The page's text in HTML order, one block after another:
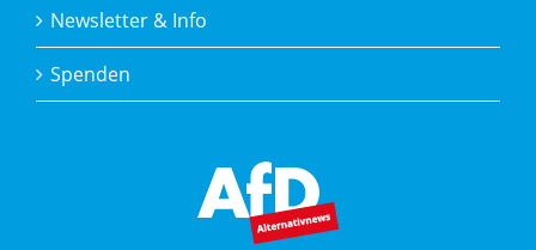
Newsletter & Info
Spenden